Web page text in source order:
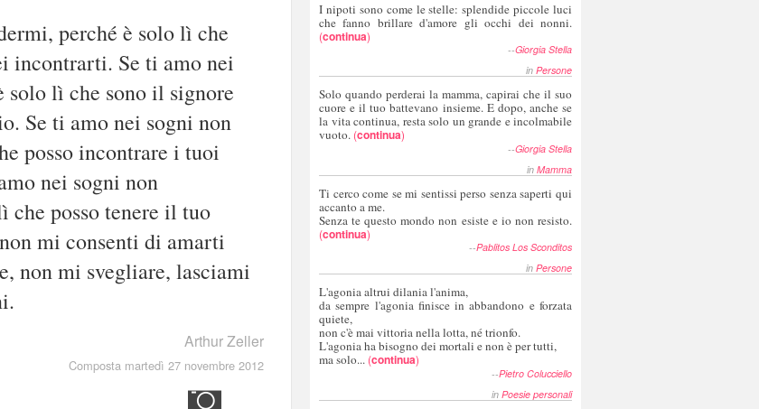
perché è solo lì che
incontrarti. Se ti amo nei
solo lì che sono il signore
Se ti amo nei sogni non
posso incontrare i tuoi
nei sogni non
che posso tenere il tuo
mi consenti di amarti
non mi svegliare, lasciami
Arthur Zeller
Composta martedì 27 novembre 2012
I nipoti sono come le stelle: splendide piccole luci
che fanno brillare d'amore gli occhi dei nonni.
(continua)
--Giorgia Stella
in Persone
Solo quando perderai la mamma, capirai che il suo
cuore e il tuo battevano insieme. E dopo, anche se
la vita continua, resta solo un grande e incolmabile
vuoto. (continua)
--Giorgia Stella
in Mamma
Ti cerco come se mi sentissi perso senza saperti qui
accanto a me.
Senza te questo mondo non esiste e io non resisto.
(continua)
--Pablitos Los Sconditos
in Persone
L'agonia altrui dilania l'anima,
da sempre l'agonia finisce in abbandono e forzata
quiete,
non c'è mai vittoria nella lotta, né trionfo.
L'agonia ha bisogno dei mortali e non è per tutti,
ma solo... (continua)
--Pietro Colucciello
in Poesie personali